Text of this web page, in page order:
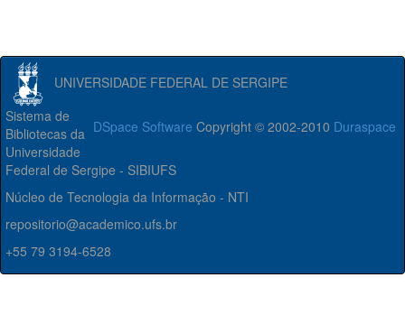
UNIVERSIDADE FEDERAL DE SERGIPE
DSpace Software Copyright © 2002-2010 Duraspace
Sistema de
Bibliotecas da
Universidade
Federal de Sergipe - SIBIUFS
Núcleo de Tecnologia da Informação - NTI
repositorio@academico.ufs.br
+55 79 3194-6528